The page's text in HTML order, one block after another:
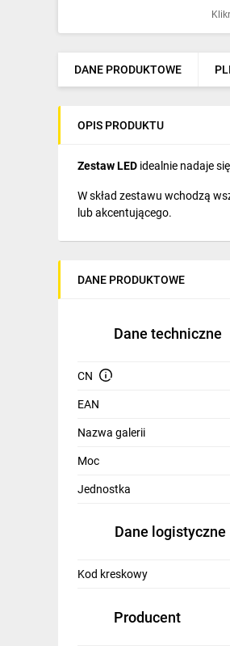
Ogrzewanie
Elektronarzędzia i mierniki
Napędy elektryczne
Pneumatyka
Odzież ochronna i BHP
Smart home
Elektromobilność
DANE PRODUKTOWE
OPIS PRODUKTU
Zestaw LED idealnie nadaje
W skład zestawu wchodzą
lub akcentującego.
DANE PRODUKTOWE
Dane techniczne
CN
EAN
Nazwa galerii
Moc
Jednostka
Dane logistyczne
Kod kreskowy
Producent